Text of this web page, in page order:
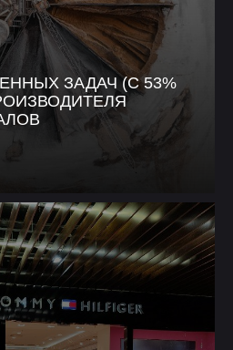
ЗАДАЧ (С 53%